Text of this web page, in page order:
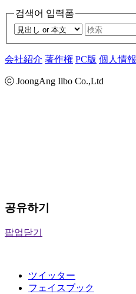
검색어 입력폼
会社紹介 著作権 PC版 個人情報
ⓒ JoongAng Ilbo Co.,Ltd
공유하기
팝업닫기
ツイッター
フェイスブック